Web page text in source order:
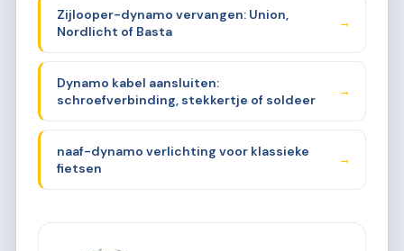
Zijlooper-dynamo vervangen: Union,
Nordlicht of Basta
→
Dynamo kabel aansluiten:
schroefverbinding, stekkertje of soldeer
→
naaf-dynamo verlichting voor klassieke
fietsen
→